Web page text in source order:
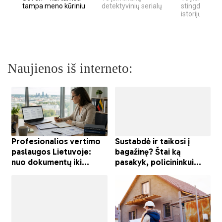
tampa meno kūriniu
detektyvinių serialų
stingdančių
istorijų
Naujienos iš interneto: